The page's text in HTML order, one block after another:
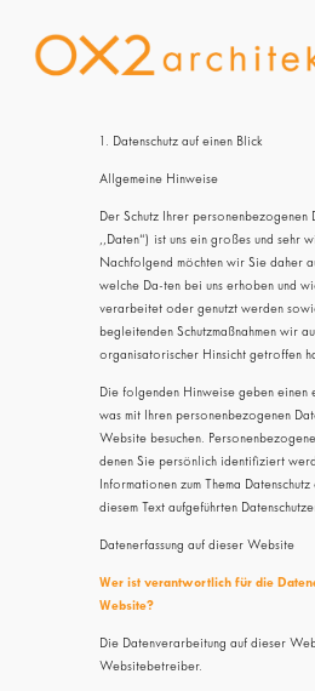
content
1. Datenschutz auf einen Blick
Allgemeine Hinweise
Der Schutz Ihrer personenbezogenen
,,Daten“) ist uns ein großes und sehr
Nachfolgend möchten wir Sie daher
welche Da-ten bei uns erhoben und
verarbeitet oder genutzt werden
begleitenden Schutzmaßnahmen wir
organisatorischer Hinsicht getroffen
Die folgenden Hinweise geben einen
was mit Ihren personenbezogenen
Website besuchen.
denen Sie persönlich identifiziert
Informationen zum Thema
diesem Text aufgeführten
Datenerfassung auf dieser Website
Wer ist verantwortlich für die
Website?
Die Datenverarbeitung auf dieser
Websitebetreiber.